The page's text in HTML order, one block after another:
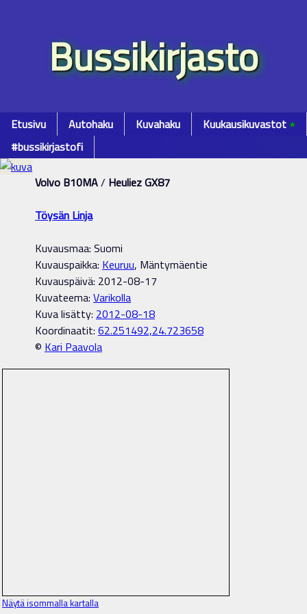
Bussikirjasto
Etusivu Autohaku Kuvahaku Kuukausikuvastot٭
#bussikirjastofi
Volvo B10MA/ Heuliez GX87
Töysän Linja
Kuvausmaa: Suomi
Kuvauspaikka: Keuruu, Mäntymäentie
Kuvauspäivä: 2012-08-17
Kuvateema: Varikolla
Kuva lisätty: 2012-08-18
Koordinaatit: 62.251492,24.723658
© Kari Paavola
Näytä isommalla kartalla